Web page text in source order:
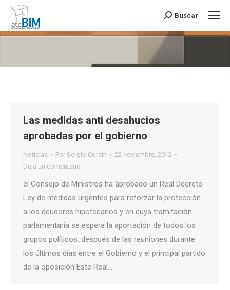
Buscar:
Buscar
Las medidas anti desahucios
aprobadas por el gobierno
Noticias Por Sergio Corcín
22 noviembre, 2012
Deja un comentario
el Consejo de Ministros ha aprobado un Real Decreto
Ley de medidas urgentes para reforzar la protección
a los deudores hipotecarios y en cuya tramitación
parlamentaria se espera la aportación de todos los
grupos políticos, después de las reuniones durante
los últimos días entre el Gobierno y el principal partido
de la oposición Este Real…